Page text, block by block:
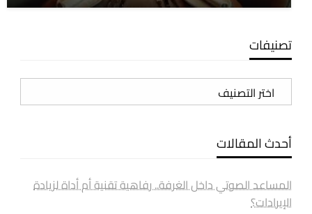
تصنيفات
تصنيفات
أحدث المقالات
المساعد الصوتي داخل الغرفة.. رفاهية تقنية أم أداة لزيادة
الإيرادات؟